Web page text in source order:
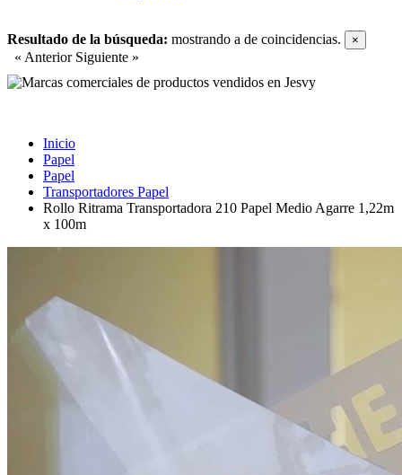
Resultado de la búsqueda: mostrando a de coincidencias. ×
« Anterior Siguiente »
Inicio
Papel
Papel
Transportadores Papel
Rollo Ritrama Transportadora 210 Papel Medio Agarre 1,22m
x 100m